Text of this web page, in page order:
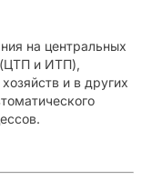
на центральных
(ЦТП и ИТП),
и в других